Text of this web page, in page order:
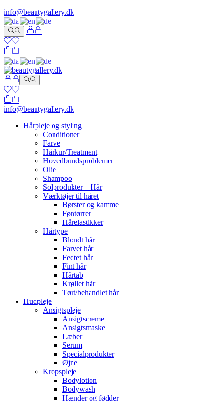
info@beautygallery.dk
info@beautygallery.dk
Hårpleje og styling
Conditioner
Farve
Hårkur/Treatment
Hovedbundsproblemer
Olie
Shampoo
Solprodukter – Hår
Værktøjer til håret
Børster og kamme
Føntørrer
Hårelastikker
Hårtype
Blondt hår
Farvet hår
Fedtet hår
Fint hår
Hårtab
Krøllet hår
Tørt/behandlet hår
Hudpleje
Ansigtspleje
Ansigtscreme
Ansigtsmaske
Læber
Serum
Specialprodukter
Øjne
Kropspleje
Bodylotion
Bodywash
Hænder og fødder